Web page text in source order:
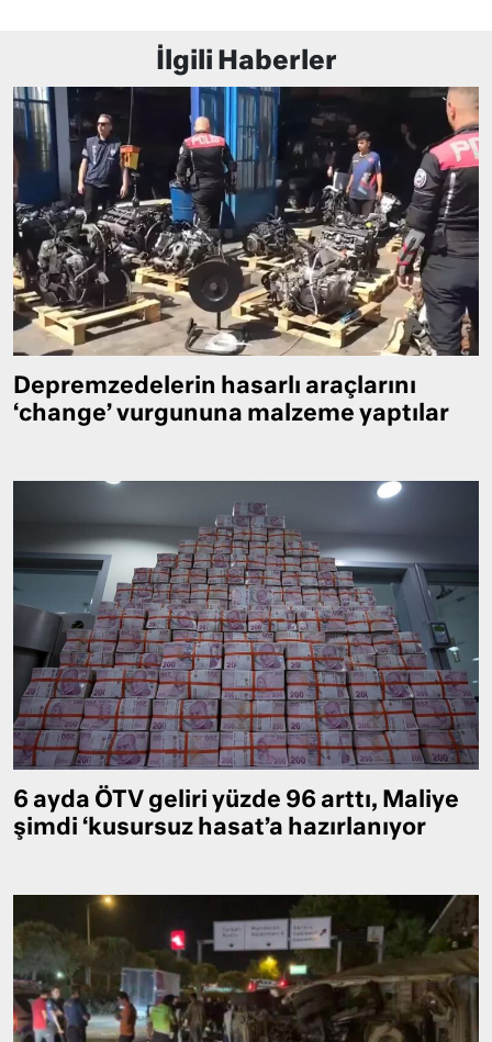
İlgili Haberler
Depremzedelerin hasarlı araçlarını
‘change’ vurgununa malzeme yaptılar
6 ayda ÖTV geliri yüzde 96 arttı, Maliye
şimdi ‘kusursuz hasat’a hazırlanıyor